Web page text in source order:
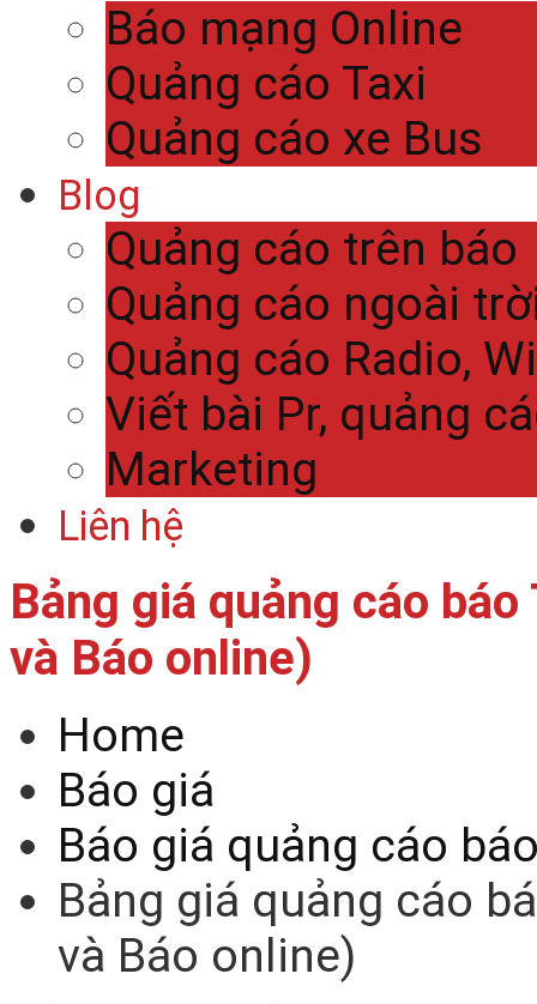
Báo mạng Online
Quảng cáo Taxi
Quảng cáo xe Bus
Blog
Quảng cáo trên báo
Quảng cáo ngoài
Quảng cáo Radio,
Viết bài Pr, quảng
Marketing
Liên hệ
Bảng giá quảng cáo
và Báo online)
Home
Báo giá
Báo giá quảng cáo
Bảng giá quảng cáo
và Báo online)